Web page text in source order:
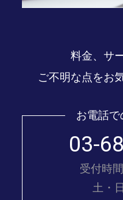
料金、サ
ご不明な点をお
お電話
03-
受付時
土・